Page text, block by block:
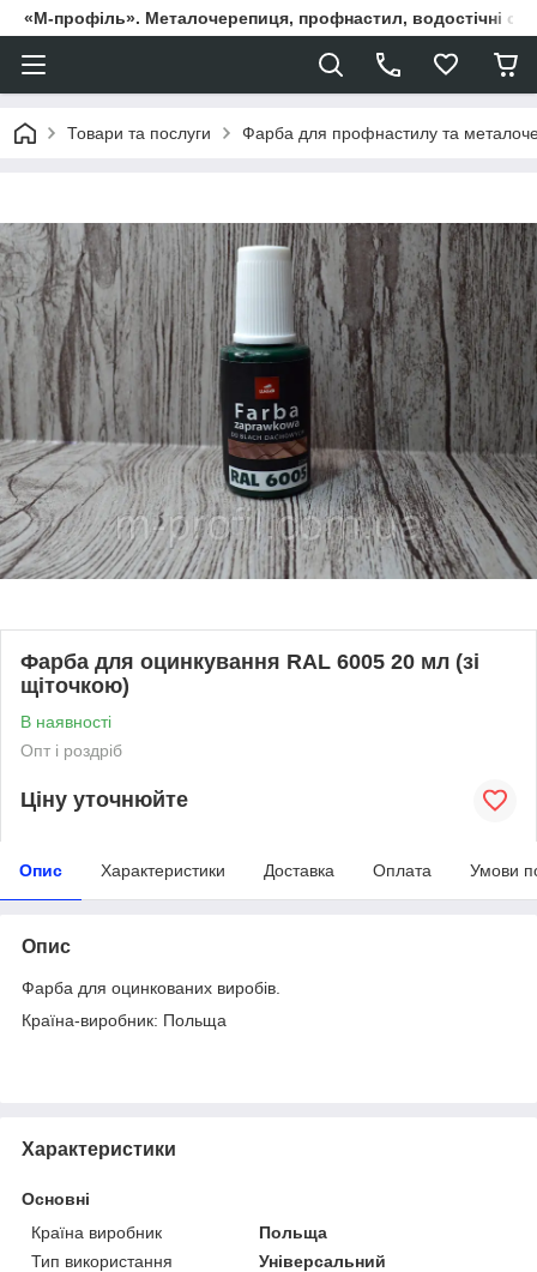
«М-профіль». Металочерепиця, профнастил, водостічні
Товари та послуги Фарба для профнастилу та
Фарба для оцинкування RAL 6005 20 мл (зі
щіточкою)
В наявності
Опт і роздріб
Ціну уточнюйте
Опис Характеристики Доставка Оплата Умови
Опис
Фарба для оцинкованих виробів.
Країна-виробник: Польща
Характеристики
Основні
Країна виробник
Польща
Тип використання
Універсальний